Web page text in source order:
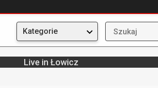
Kategorie
Live in Łowicz